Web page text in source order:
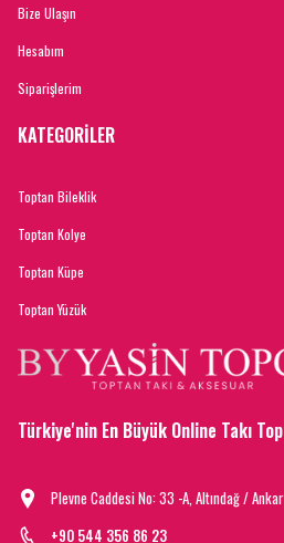
Bize Ulaşın
Hesabım
Siparişlerim
KATEGORİLER
Toptan Bileklik
Toptan Kolye
Toptan Küpe
Toptan Yüzük
Türkiye'nin En Büyük Online Takı
Plevne Caddesi No: 33 -A, Altındağ /
+90 544 356 86 23